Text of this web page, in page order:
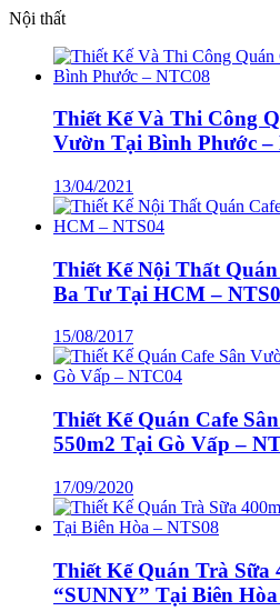
Nội thất
Thiết Kế Và Thi Công
Vườn Tại Bình Phước –
13/04/2021
Thiết Kế Nội Thất
Ba Tư Tại HCM –
15/08/2017
Thiết Kế Quán Cafe
550m2 Tại Gò Vấp –
17/09/2020
Thiết Kế Quán Trà Sữa
“SUNNY” Tại Biên